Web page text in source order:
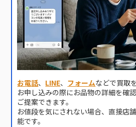
お電話、 LINE、 フォームなどで買取
お申し込みの際にお品物の詳細を確
ご提案できます。
お値段を気にされない場合、直接店
能です。